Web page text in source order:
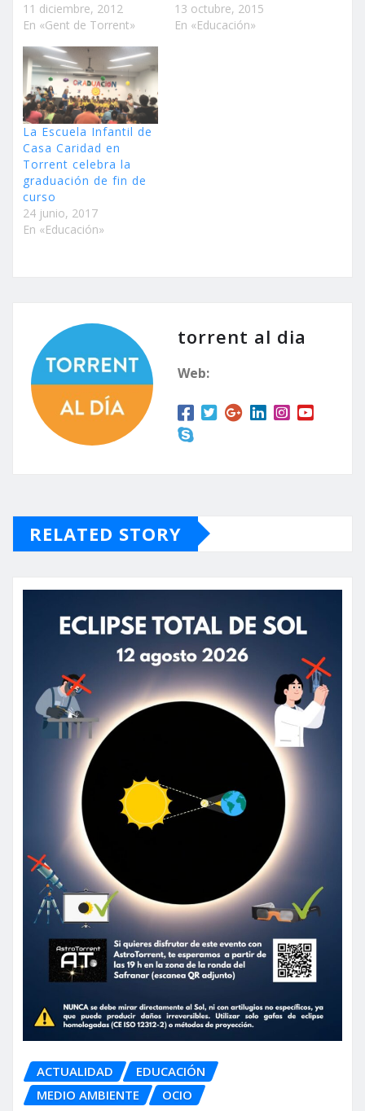
11 diciembre, 2012
En «Gent de Torrent»
13 octubre, 2015
En «Educación»
La Escuela Infantil de
Casa Caridad en
Torrent celebra la
graduación de fin de
curso
24 junio, 2017
En «Educación»
torrent al dia
Web:
RELATED STORY
ACTUALIDAD
EDUCACIÓN
MEDIO AMBIENTE
OCIO